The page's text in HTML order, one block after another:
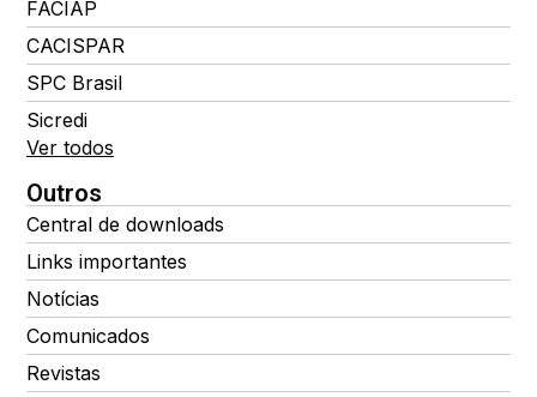
FACIAP
CACISPAR
SPC Brasil
Sicredi
Ver todos
Outros
Central de downloads
Links importantes
Notícias
Comunicados
Revistas